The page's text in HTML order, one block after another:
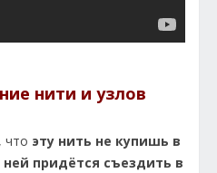
нити и узлов
что эту нить не купишь в
придётся съездить в